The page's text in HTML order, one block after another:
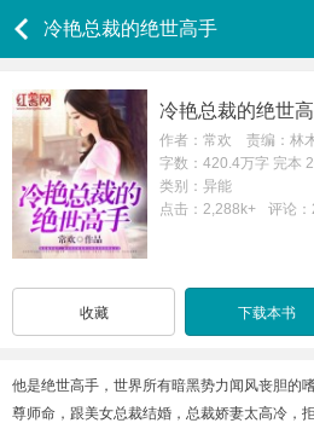
冷艳总裁的绝世高手
冷艳总裁的绝世
作者：常欢 责编：林
字数：420.4万字 完本
类别：异能
点击：2,288k+
评论
收藏 下载本书
他是绝世高手，世界所有暗黑势力闻风丧胆的嗜
尊师命，跟美女总裁结婚，总裁娇妻太高冷，